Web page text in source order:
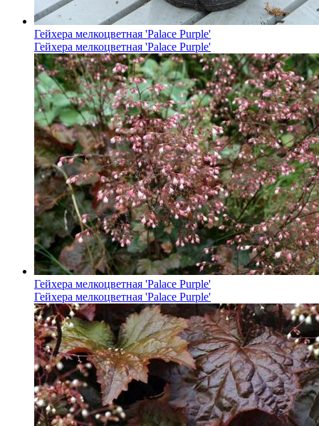
Гейхера мелкоцветная 'Palace Purple'
Гейхера мелкоцветная 'Palace Purple'
Гейхера мелкоцветная 'Palace Purple'
Гейхера мелкоцветная 'Palace Purple'